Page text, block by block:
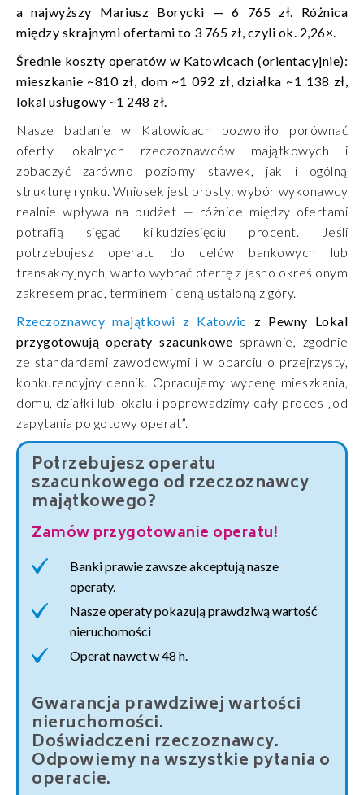
a najwyższy Mariusz Borycki — 6 765 zł. Różnica
między skrajnymi ofertami to 3 765 zł, czyli ok. 2,26×.
Średnie koszty operatów w Katowicach (orientacyjnie):
mieszkanie ~810 zł, dom ~1 092 zł, działka ~1 138 zł,
lokal usługowy ~1 248 zł.
Nasze badanie w Katowicach pozwoliło porównać
oferty lokalnych rzeczoznawców majątkowych i
zobaczyć zarówno poziomy stawek, jak i ogólną
strukturę rynku. Wniosek jest prosty: wybór wykonawcy
realnie wpływa na budżet — różnice między ofertami
potrafią sięgać kilkudziesięciu procent. Jeśli
potrzebujesz operatu do celów bankowych lub
transakcyjnych, warto wybrać ofertę z jasno określonym
zakresem prac, terminem i ceną ustaloną z góry.
Rzeczoznawcy majątkowi z Katowic z Pewny Lokal
przygotowują operaty szacunkowe sprawnie, zgodnie
ze standardami zawodowymi i w oparciu o przejrzysty,
konkurencyjny cennik. Opracujemy wycenę mieszkania,
domu, działki lub lokalu i poprowadzimy cały proces „od
zapytania po gotowy operat”.
Potrzebujesz operatu
szacunkowego od rzeczoznawcy
majątkowego?
Zamów przygotowanie operatu!
Banki prawie zawsze akceptują nasze
operaty.
Nasze operaty pokazują prawdziwą wartość
nieruchomości
Operat nawet w 48 h.
Gwarancja prawdziwej wartości
nieruchomości.
Doświadczeni rzeczoznawcy.
Odpowiemy na wszystkie pytania o
operacie.